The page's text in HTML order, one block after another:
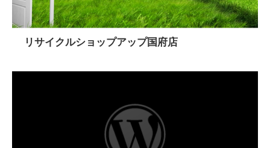
リサイクルショップアップ国府店